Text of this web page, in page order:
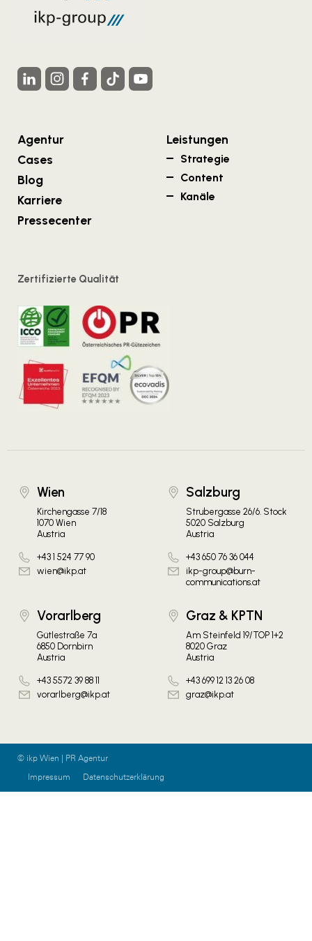
Agentur
Cases
Blog
Karriere
Pressecenter
Leistungen
Strategie
Content
Kanäle
Zertifizierte Qualität
Wien
Kirchengasse 7/18
1070 Wien
Austria
+43 1 524 77 90
wien@ikp.at
Salzburg
Strubergasse 26/6. Stock
5020 Salzburg
Austria
+43 650 76 36 044
ikp-group@burn-
communications.at
Vorarlberg
Gütlestraße 7a
6850 Dornbirn
Austria
+43 5572 39 88 11
vorarlberg@ikp.at
Graz & KPTN
Am Steinfeld 19/TOP 1+2
8020 Graz
Austria
+43 699 12 13 26 08
graz@ikp.at
© ikp Wien | PR Agentur
Impressum
Datenschutzerklärung